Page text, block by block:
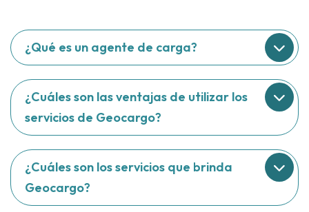
¿Qué es un agente de carga?
¿Cuáles son las ventajas de utilizar los
servicios de Geocargo?
¿Cuáles son los servicios que brinda
Geocargo?